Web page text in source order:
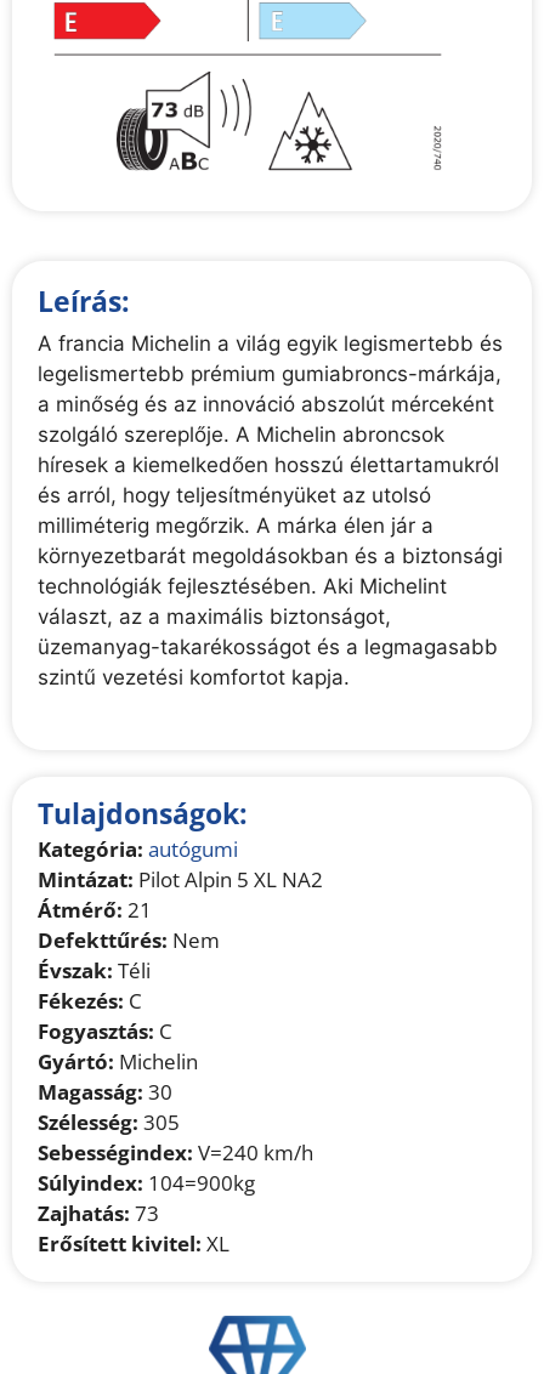
Leírás:
A francia Michelin a világ egyik legismertebb és
legelismertebb prémium gumiabroncs-márkája,
a minőség és az innováció abszolút mérceként
szolgáló szereplője. A Michelin abroncsok
híresek a kiemelkedően hosszú élettartamukról
és arról, hogy teljesítményüket az utolsó
milliméterig megőrzik. A márka élen jár a
környezetbarát megoldásokban és a biztonsági
technológiák fejlesztésében. Aki Michelint
választ, az a maximális biztonságot,
üzemanyag-takarékosságot és a legmagasabb
szintű vezetési komfortot kapja.
Tulajdonságok:
Kategória: autógumi
Mintázat: Pilot Alpin 5 XL NA2
Átmérő: 21
Defekttűrés: Nem
Évszak: Téli
Fékezés: C
Fogyasztás: C
Gyártó: Michelin
Magasság: 30
Szélesség: 305
Sebességindex: V=240 km/h
Súlyindex: 104=900kg
Zajhatás: 73
Erősített kivitel: XL